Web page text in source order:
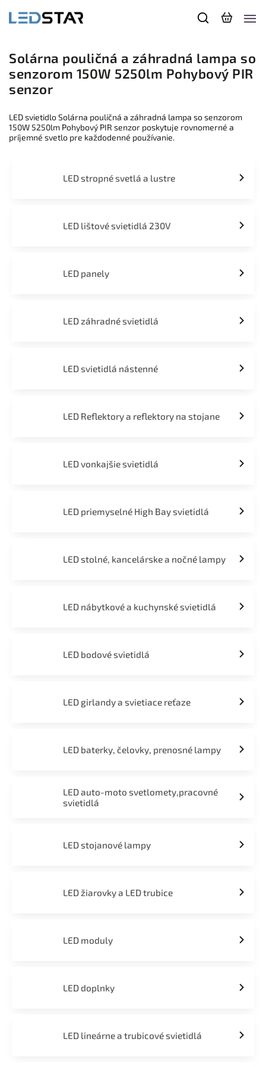
Solárna pouličná a záhradná lampa so
senzorom 150W 5250lm Pohybový PIR
senzor
LED svietidlo Solárna pouličná a záhradná lampa so senzorom
150W 5250lm Pohybový PIR senzor poskytuje rovnomerné a
príjemné svetlo pre každodenné používanie.
LED stropné svetlá a lustre
LED lištové svietidlá 230V
LED panely
LED záhradné svietidlá
LED svietidlá nástenné
LED Reflektory a reflektory na stojane
LED vonkajšie svietidlá
LED priemyselné High Bay svietidlá
LED stolné, kancelárske a nočné lampy
LED nábytkové a kuchynské svietidlá
LED bodové svietidlá
LED girlandy a svietiace reťaze
LED baterky, čelovky, prenosné lampy
LED auto-moto svetlomety,pracovné
svietidlá
LED stojanové lampy
LED žiarovky a LED trubice
LED moduly
LED doplnky
LED lineárne a trubicové svietidlá